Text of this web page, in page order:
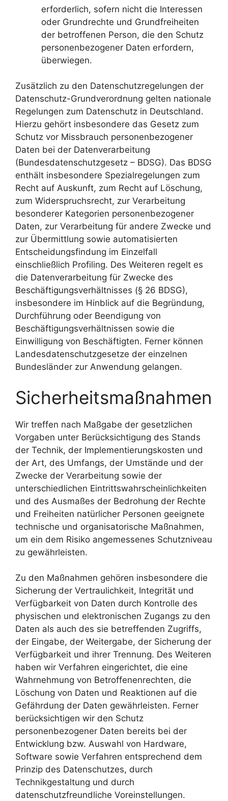
erforderlich, sofern nicht die Interessen
oder Grundrechte und Grundfreiheiten
der betroffenen Person, die den Schutz
personenbezogener Daten erfordern,
überwiegen.
Zusätzlich zu den Datenschutzregelungen der
Datenschutz-Grundverordnung gelten nationale
Regelungen zum Datenschutz in Deutschland.
Hierzu gehört insbesondere das Gesetz zum
Schutz vor Missbrauch personenbezogener
Daten bei der Datenverarbeitung
(Bundesdatenschutzgesetz – BDSG). Das BDSG
enthält insbesondere Spezialregelungen zum
Recht auf Auskunft, zum Recht auf Löschung,
zum Widerspruchsrecht, zur Verarbeitung
besonderer Kategorien personenbezogener
Daten, zur Verarbeitung für andere Zwecke und
zur Übermittlung sowie automatisierten
Entscheidungsfindung im Einzelfall
einschließlich Profiling. Des Weiteren regelt es
die Datenverarbeitung für Zwecke des
Beschäftigungsverhältnisses (§ 26 BDSG),
insbesondere im Hinblick auf die Begründung,
Durchführung oder Beendigung von
Beschäftigungsverhältnissen sowie die
Einwilligung von Beschäftigten. Ferner können
Landesdatenschutzgesetze der einzelnen
Bundesländer zur Anwendung gelangen.
Sicherheitsmaßnahmen
Wir treffen nach Maßgabe der gesetzlichen
Vorgaben unter Berücksichtigung des Stands
der Technik, der Implementierungskosten und
der Art, des Umfangs, der Umstände und der
Zwecke der Verarbeitung sowie der
unterschiedlichen Eintrittswahrscheinlichkeiten
und des Ausmaßes der Bedrohung der Rechte
und Freiheiten natürlicher Personen geeignete
technische und organisatorische Maßnahmen,
um ein dem Risiko angemessenes Schutzniveau
zu gewährleisten.
Zu den Maßnahmen gehören insbesondere die
Sicherung der Vertraulichkeit, Integrität und
Verfügbarkeit von Daten durch Kontrolle des
physischen und elektronischen Zugangs zu den
Daten als auch des sie betreffenden Zugriffs,
der Eingabe, der Weitergabe, der Sicherung der
Verfügbarkeit und ihrer Trennung. Des Weiteren
haben wir Verfahren eingerichtet, die eine
Wahrnehmung von Betroffenenrechten, die
Löschung von Daten und Reaktionen auf die
Gefährdung der Daten gewährleisten. Ferner
berücksichtigen wir den Schutz
personenbezogener Daten bereits bei der
Entwicklung bzw. Auswahl von Hardware,
Software sowie Verfahren entsprechend dem
Prinzip des Datenschutzes, durch
Technikgestaltung und durch
datenschutzfreundliche Voreinstellungen.